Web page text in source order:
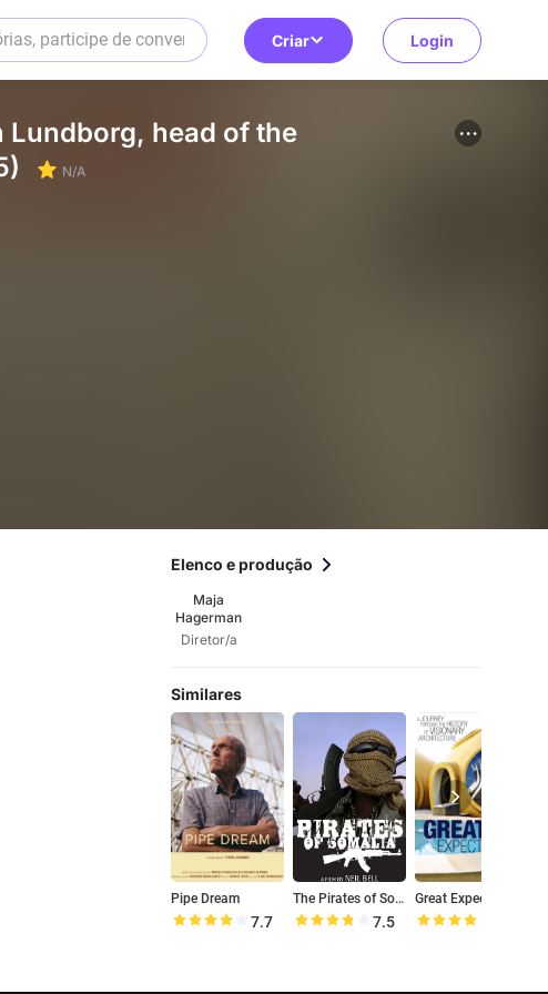
Criar Login
Lundborg, head of the
N/A
Elenco e produção
Maja
Hagerman
Diretor/a
Similares
Pipe Dream
7.7
The Pirates of Somalia: The Untold Story
7.5
Great Expectations